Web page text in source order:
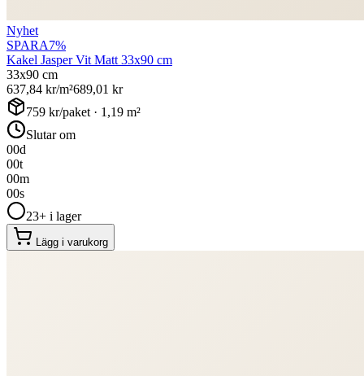
Nyhet
SPARA7%
Kakel Jasper Vit Matt 33x90 cm
33x90 cm
637,84 kr/m²689,01 kr
759 kr/paket · 1,19 m²
Slutar om
00d
00t
00m
00s
23+ i lager
Lägg i varukorg